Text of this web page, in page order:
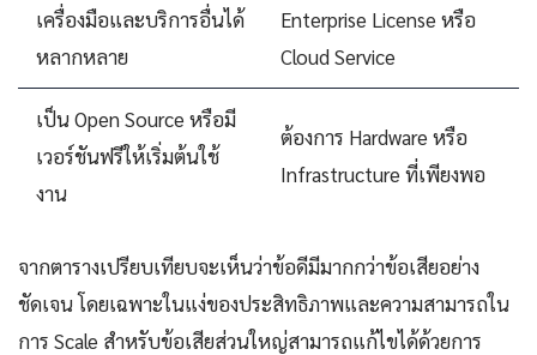
เครื่องมือและบริการอื่นได้
หลากหลาย
Enterprise License หรือ
Cloud Service
เป็น Open Source หรือมี
เวอร์ชันฟรีให้เริ่มต้นใช้
งาน
ต้องการ Hardware หรือ
Infrastructure ที่เพียงพอ
จากตารางเปรียบเทียบจะเห็นว่าข้อดีมีมากกว่าข้อเสียอย่าง
ชัดเจน โดยเฉพาะในแง่ของประสิทธิภาพและความสามารถใน
การ Scale สำหรับข้อเสียส่วนใหญ่สามารถแก้ไขได้ด้วยการ